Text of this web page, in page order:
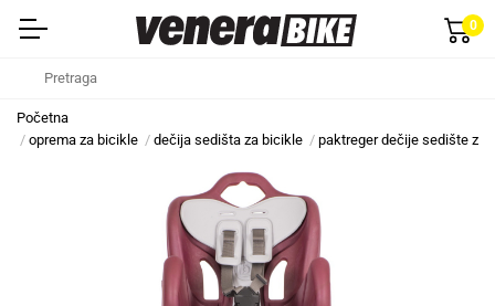
0
Početna
oprema za bicikle
dečija sedišta za bicikle paktreger dečije sedište za